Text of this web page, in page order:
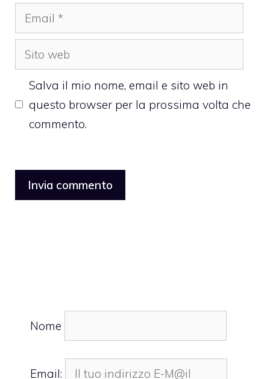
Email
Sito
web
Salva il mio nome, email e sito web in
questo browser per la prossima volta che
commento.
Nome
Email: